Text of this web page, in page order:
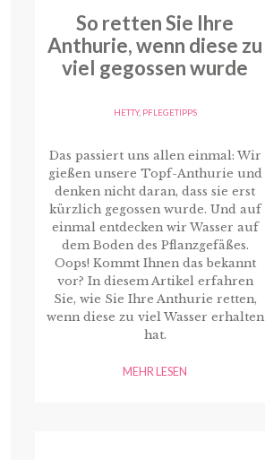
So retten Sie Ihre
Anthurie, wenn diese zu
viel gegossen wurde
HETTY, PFLEGETIPPS
Das passiert uns allen einmal: Wir
gießen unsere Topf-Anthurie und
denken nicht daran, dass sie erst
kürzlich gegossen wurde. Und auf
einmal entdecken wir Wasser auf
dem Boden des Pflanzgefäßes.
Oops! Kommt Ihnen das bekannt
vor? In diesem Artikel erfahren
Sie, wie Sie Ihre Anthurie retten,
wenn diese zu viel Wasser erhalten
hat.
MEHR LESEN